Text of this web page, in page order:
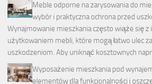
Meble odporne na zarysowania do
wybór i praktyczna ochrona przed
Wynajmowanie mieszkania często wiąże się
użytkowaniem mebli, które mogą łatwo ulec
uszkodzeniom. Aby uniknąć kosztownych
Wyposażenie mieszkania pod
elementów dla funkcjonalności i